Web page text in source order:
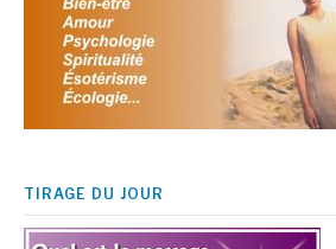
TIRAGE DU JOUR